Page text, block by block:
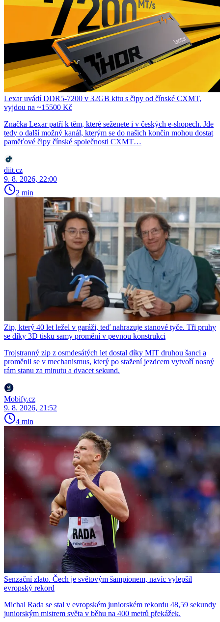
Lexar uvádí DDR5-7200 v 32GB kitu s čipy od čínské CXMT,
vyjdou na ~15500 Kč
Značka Lexar patří k těm, které seženete i v českých e-shopech. Jde
tedy o další možný kanál, kterým se do našich končin mohou dostat
paměťové čipy čínské společnosti CXMT…
diit.cz
9. 8. 2026, 22:00
2 min
Zip, který 40 let ležel v garáži, teď nahrazuje stanové tyče. Tři pruhy
se díky 3D tisku samy promění v pevnou konstrukci
Trojstranný zip z osmdesátých let dostal díky MIT druhou šanci a
proměnil se v mechanismus, který po stažení jezdcem vytvoří nosný
rám stanu za minutu a dvacet sekund.
Mobify.cz
9. 8. 2026, 21:52
4 min
Senzační zlato. Čech je světovým šampionem, navíc vylepšil
evropský rekord
Michal Rada se stal v evropském juniorském rekordu 48,59 sekundy
juniorským mistrem světa v běhu na 400 metrů překážek.